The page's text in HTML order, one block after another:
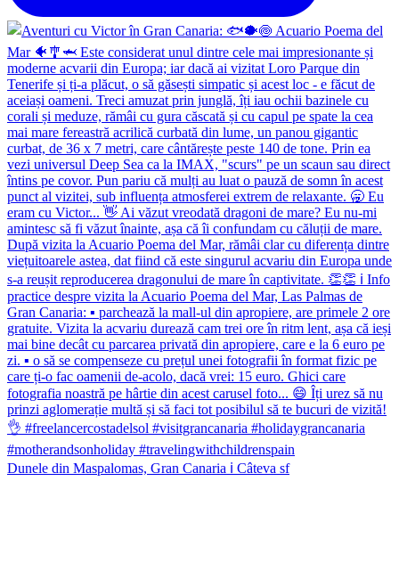
Dunele din Maspalomas, Gran Canaria ℹ️ Câteva sf